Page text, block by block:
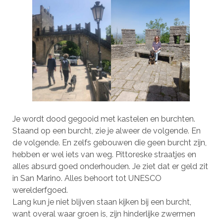
Je wordt dood gegooid met kastelen en burchten.
Staand op een burcht, zie je alweer de volgende. En
de volgende. En zelfs gebouwen die geen burcht zijn,
hebben er wel iets van weg. Pittoreske straatjes en
alles absurd goed onderhouden. Je ziet dat er geld zit
in San Marino. Alles behoort tot UNESCO
werelderfgoed.
Lang kun je niet blijven staan kijken bij een burcht,
want overal waar groen is, zijn hinderlijke zwermen